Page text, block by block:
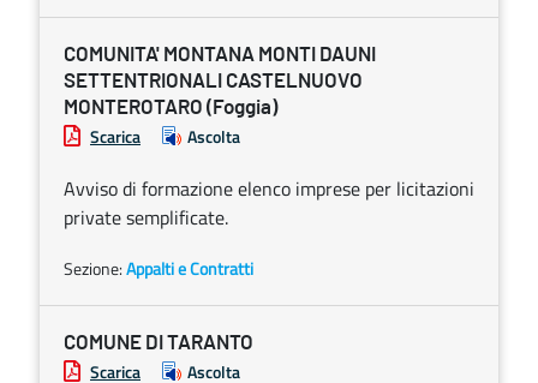
COMUNITA' MONTANA MONTI DAUNI
SETTENTRIONALI CASTELNUOVO
MONTEROTARO (Foggia)
Scarica Ascolta
Avviso di formazione elenco imprese per licitazioni
private semplificate.
Sezione:Appalti e Contratti
COMUNE DI TARANTO
Scarica Ascolta